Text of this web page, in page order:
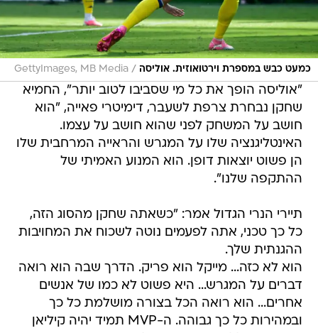
כמעט כבש במספרת וירטואוזית. אוליסה /
GettyImages, MB Media
"אוליסה הופך את כל מי שסביבו לטוב יותר", החמיא
שחקן נבחרת צרפת לשעבר, דימיטרי פאייה, "הוא
חושב על המשחק לפני שהוא חושב על עצמו.
האינטליגנציה שלו על המגרש והראייה המרחבית שלו
הן פשוט יוצאות דופן. הוא המנוע האמיתי של
ההתקפה שלנו".
תיירי הנרי הגדול אמר: "כשאתה שחקן מהסוג הזה,
כל כך טכני, אתה לפעמים נוטה לשכוח את המחויבות
ההגנתית שלך.
הוא לא כזה... מייקל הוא פריק. הדרך שבה הוא רואה
דברים על המגרש... היא פשוט לא כמו של אנשים
אחרים... הוא רואה הכל בצורה מושלמת כל כך
ובמהירות כל כך גבוהה. ה-MVP תמיד יהיה קיליאן